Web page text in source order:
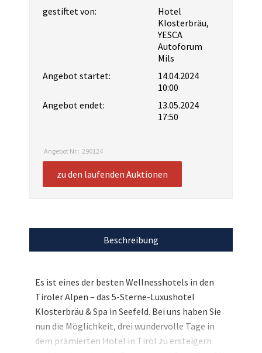
gestiftet von:
Hotel
Klosterbräu,
YESCA
Autoforum
Mils
Angebot startet:
14.04.2024
10:00
Angebot endet:
13.05.2024
17:50
Angebot Nr.: 290124
zu den laufenden Auktionen
Beschreibung
Es ist eines der besten Wellnesshotels in den
Tiroler Alpen – das 5-Sterne-Luxushotel
Klosterbräu & Spa in Seefeld. Bei uns haben Sie
nun die Möglichkeit, drei wundervolle Tage in
dem prämierten Hotel in Tirol zu ersteigern